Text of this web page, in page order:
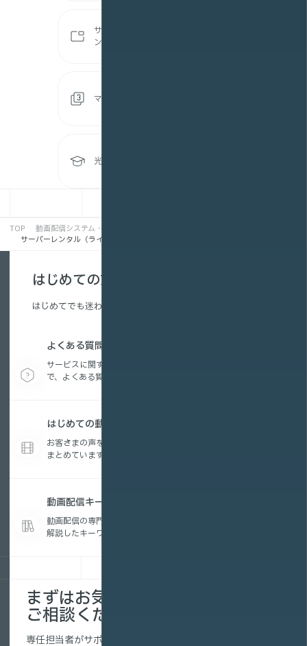
サーバーレンタル(オンデマ
ンド配信プラン)
マルチアングル配信プラン
光Webスクール
TOP
動画配信システム・ストリーミング動画配信サービス
サーバーレンタル（ライブ配信プラン）
はじめての方へ
はじめてでも迷わない、配信の基本を解説。
よくある質問
サービスに関する疑問から、動画配信の活用方法ま
で、よくある質問をまとめています。
はじめての動画配信コラム
お客さまの声を参考に編集したお役立ちコンテンツを
まとめています。
動画配信キーワード集
動画配信の専門用語を、初めての方にもわかりやすく
解説したキーワード集です。
まずはお気軽に
ご相談ください。
専任担当者がサポートします。